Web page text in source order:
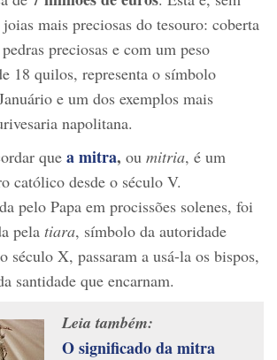
mais preciosas do tesouro: coberta
preciosas e com um peso
18 quilos, representa o símbolo
e um dos exemplos mais
napolitana.
que a mitra, ou mitria, é um
católico desde o século V.
pelo Papa em procissões solenes, foi
pela tiara, símbolo da autoridade
século X, passaram a usá-la os bispos,
santidade que encarnam.
Leia também:
O significado da mitra